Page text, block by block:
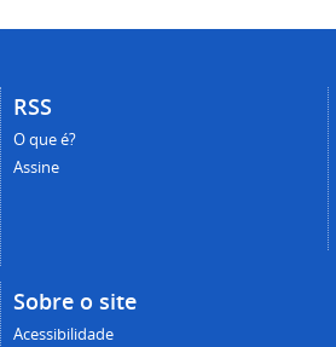
RSS
O que é?
Assine
Sobre o site
Acessibilidade